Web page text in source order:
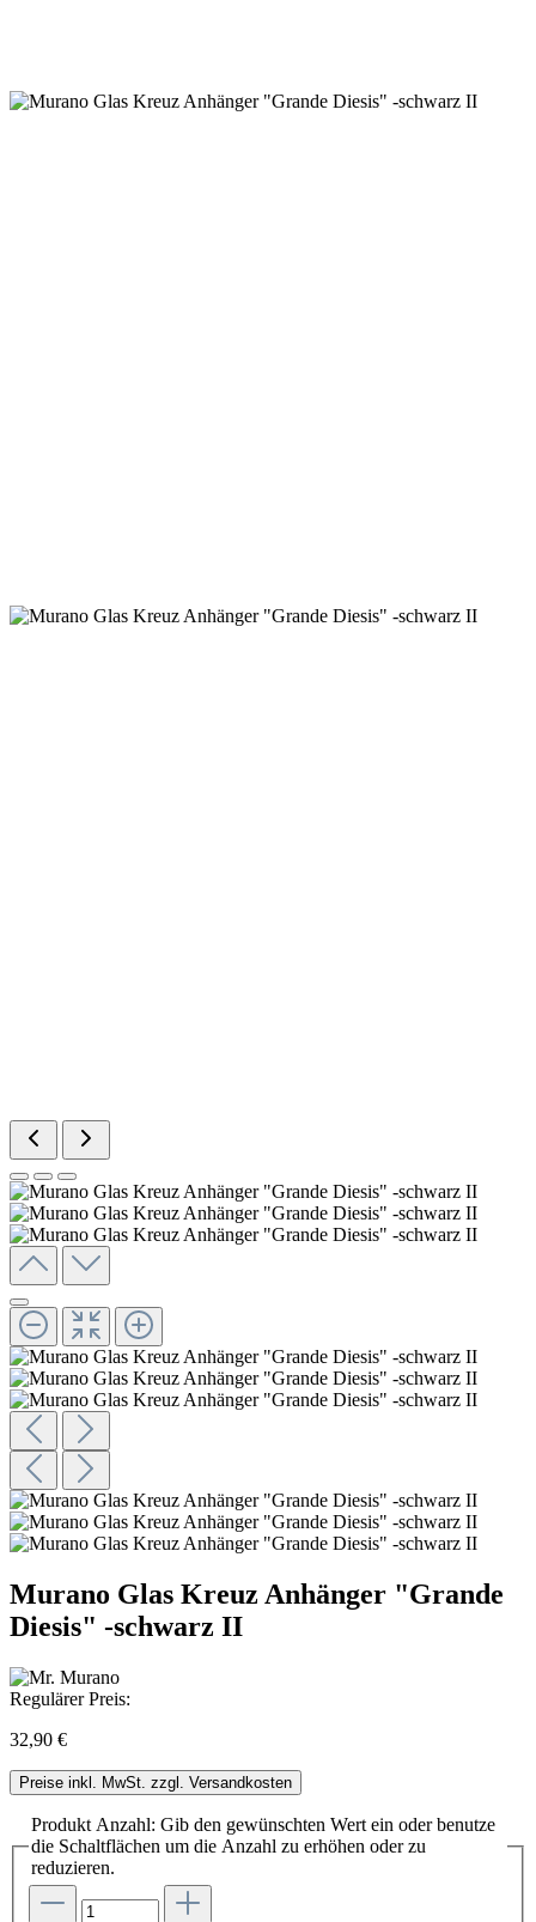
Murano Glas Kreuz Anhänger "Grande
Diesis" -schwarz II
Regulärer Preis:
32,90 €
Preise inkl. MwSt. zzgl. Versandkosten
Produkt Anzahl: Gib den gewünschten Wert ein oder benutze
die Schaltflächen um die Anzahl zu erhöhen oder zu
reduzieren.